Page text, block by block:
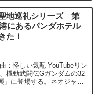
地巡礼シリーズ 第
にあるパンダホテル
た！
に登場する。ネオジャパ